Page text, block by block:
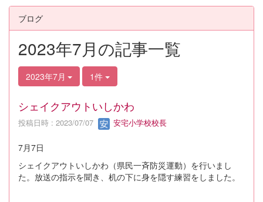
ブログ
2023年7月の記事一覧
2023年7月 1件
シェイクアウトいしかわ
投稿日時 : 2023/07/07 安宅小学校校長
7月7日
シェイクアウトいしかわ（県民一斉防災運動）を行いまし
た。放送の指示を聞き、机の下に身を隠す練習をしました。